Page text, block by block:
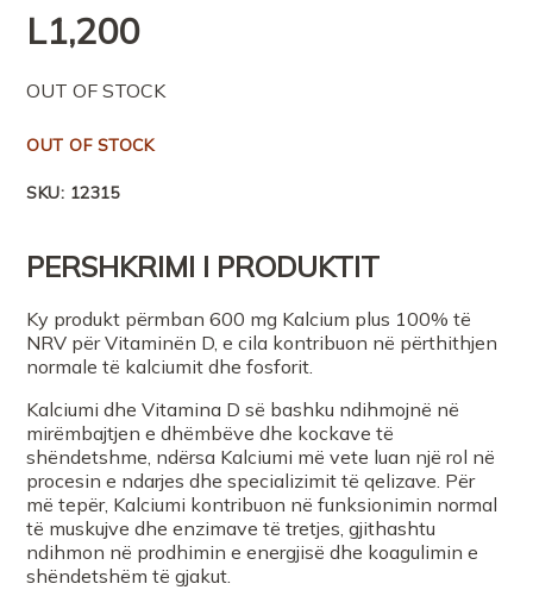
L1,200
OUT OF STOCK
OUT OF STOCK
SKU: 12315
PERSHKRIMI I PRODUKTIT
Ky produkt përmban 600 mg Kalcium plus 100% të
NRV për Vitaminën D, e cila kontribuon në përthithjen
normale të kalciumit dhe fosforit.
Kalciumi dhe Vitamina D së bashku ndihmojnë në
mirëmbajtjen e dhëmbëve dhe kockave të
shëndetshme, ndërsa Kalciumi më vete luan një rol në
procesin e ndarjes dhe specializimit të qelizave. Për
më tepër, Kalciumi kontribuon në funksionimin normal
të muskujve dhe enzimave të tretjes, gjithashtu
ndihmon në prodhimin e energjisë dhe koagulimin e
shëndetshëm të gjakut.